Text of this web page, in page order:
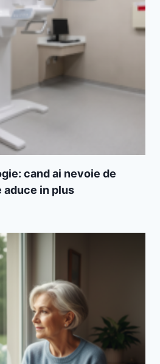
cand ai nevoie de
aduce in plus